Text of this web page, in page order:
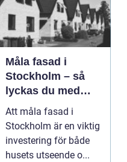
Måla fasad i
Stockholm – så
lyckas du med
fasadmålning i
Stockholm
Att måla fasad i
Stockholm är en viktig
investering för både
husets utseende o...